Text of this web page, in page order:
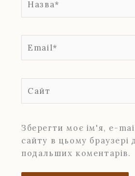
Зберегти моє ім'я, e-
сайту в цьому браузері
подальших коментарів.